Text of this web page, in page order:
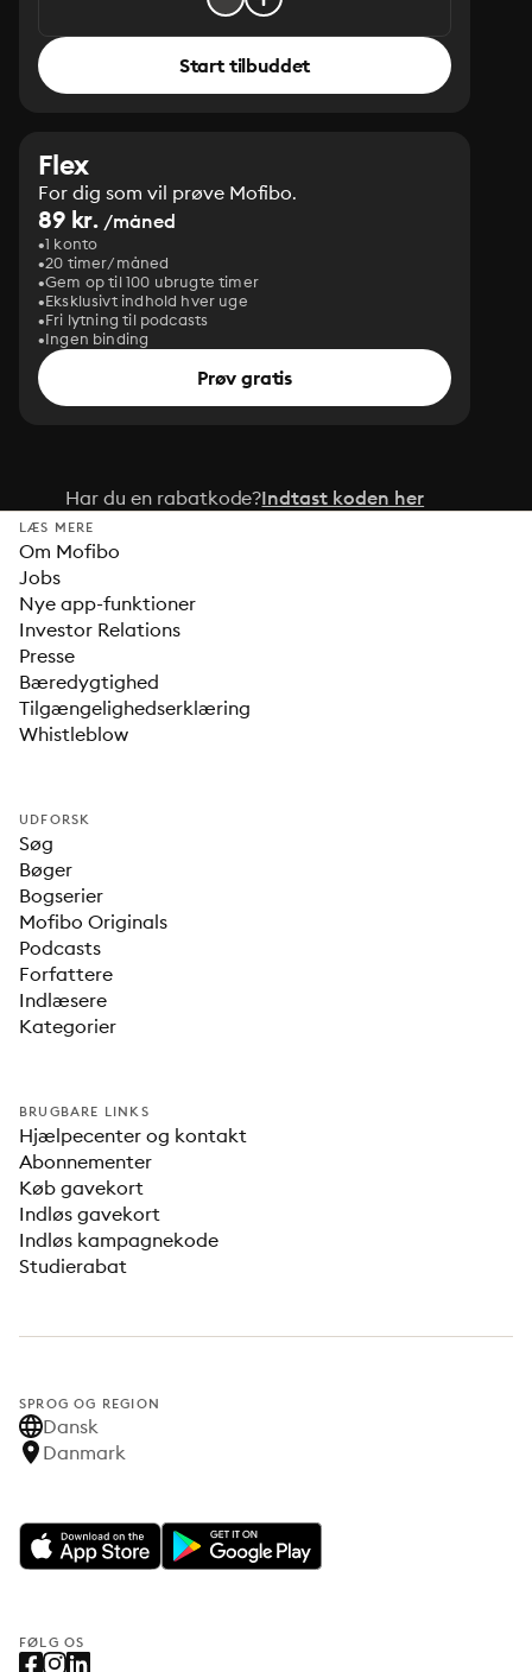
Start tilbuddet
Flex
For dig som vil prøve Mofibo.
89 kr. /måned
1 konto
20 timer/måned
Gem op til 100 ubrugte timer
Eksklusivt indhold hver uge
Fri lytning til podcasts
Ingen binding
Prøv gratis
Har du en rabatkode?Indtast koden her
LÆS MERE
Om Mofibo
Jobs
Nye app-funktioner
Investor Relations
Presse
Bæredygtighed
Tilgængelighedserklæring
Whistleblow
UDFORSK
Søg
Bøger
Bogserier
Mofibo Originals
Podcasts
Forfattere
Indlæsere
Kategorier
BRUGBARE LINKS
Hjælpecenter og kontakt
Abonnementer
Køb gavekort
Indløs gavekort
Indløs kampagnekode
Studierabat
SPROG OG REGION
Dansk
Danmark
FØLG OS